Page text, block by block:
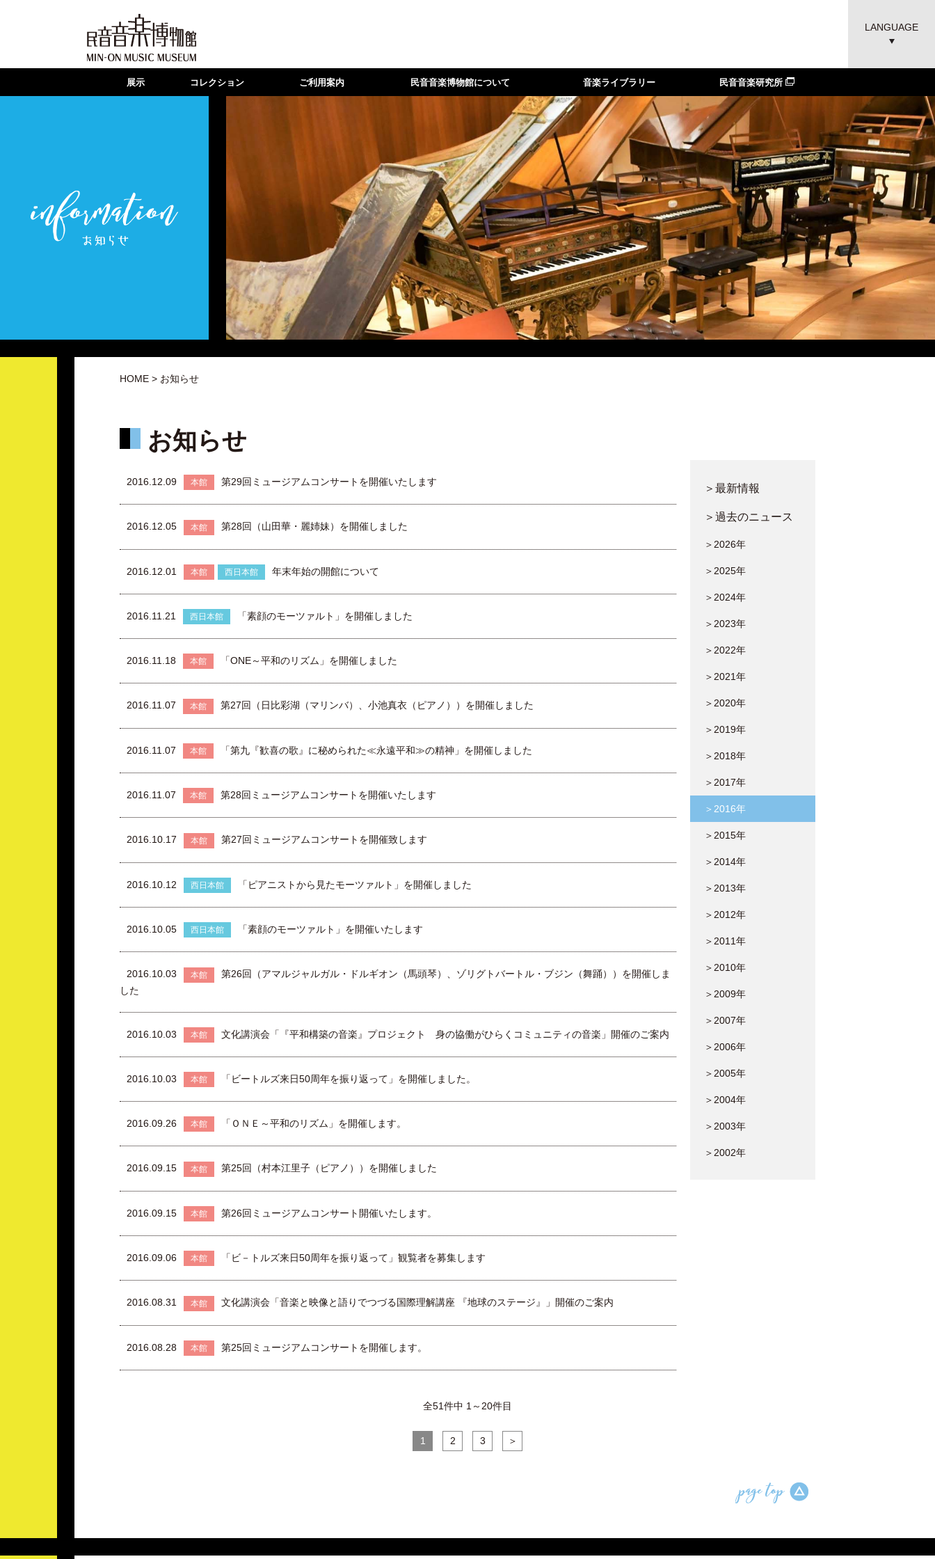
LANGUAGE
展示 コレクション ご利用案内 民音音楽博物館について 音楽ライブラリー 民音音楽研究所
HOME > お知らせ
お知らせ
2016.12.09 本館 第29回ミュージアムコンサートを開催いたします
2016.12.05 本館 第28回（山田華・麗姉妹）を開催しました
2016.12.01 本館 西日本館 年末年始の開館について
2016.11.21 西日本館 「素顔のモーツァルト」を開催しました
2016.11.18 本館 「ONE～平和のリズム」を開催しました
2016.11.07 本館 第27回（日比彩湖（マリンバ）、小池真衣（ピアノ））を開催しました
2016.11.07 本館 「第九『歓喜の歌』に秘められた≪永遠平和≫の精神」を開催しました
2016.11.07 本館 第28回ミュージアムコンサートを開催いたします
2016.10.17 本館 第27回ミュージアムコンサートを開催致します
2016.10.12 西日本館 「ピアニストから見たモーツァルト」を開催しました
2016.10.05 西日本館 「素顔のモーツァルト」を開催いたします
2016.10.03 本館
第26回（アマルジャルガル・ドルギオン（馬頭琴）、ゾリグトバートル・ブジン（舞踊））を開催しま
した
2016.10.03 本館 文化講演会「『平和構築の音楽』プロジェクト 身の協働がひらくコミュニティの音楽」開催のご案内
2016.10.03 本館 「ビートルズ来日50周年を振り返って」を開催しました。
2016.09.26 本館 「ＯＮＥ～平和のリズム」を開催します。
2016.09.15 本館 第25回（村本江里子（ピアノ））を開催しました
2016.09.15 本館 第26回ミュージアムコンサート開催いたします。
2016.09.06 本館 「ビ－トルズ来日50周年を振り返って」観覧者を募集します
2016.08.31 本館 文化講演会「音楽と映像と語りでつづる国際理解講座 『地球のステージ』」開催のご案内
2016.08.28 本館 第25回ミュージアムコンサートを開催します。
全51件中 1～20件目
1 2 3 ＞
＞最新情報
＞過去のニュース
＞2026年
＞2025年
＞2024年
＞2023年
＞2022年
＞2021年
＞2020年
＞2019年
＞2018年
＞2017年
＞2016年
＞2015年
＞2014年
＞2013年
＞2012年
＞2011年
＞2010年
＞2009年
＞2007年
＞2006年
＞2005年
＞2004年
＞2003年
＞2002年